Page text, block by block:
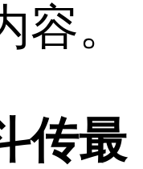
。
传最